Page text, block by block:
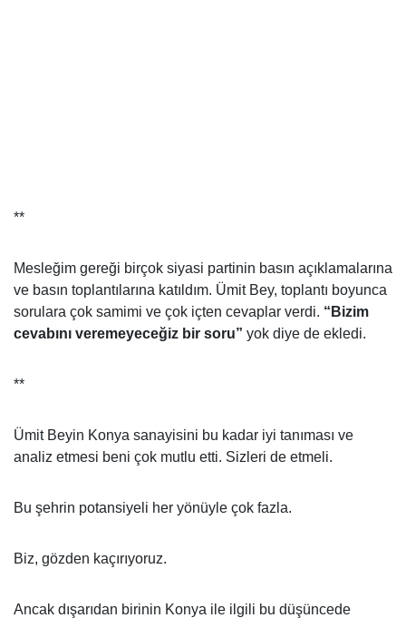
**
Mesleğim gereği birçok siyasi partinin basın açıklamalarına
ve basın toplantılarına katıldım. Ümit Bey, toplantı boyunca
sorulara çok samimi ve çok içten cevaplar verdi. “Bizim
cevabını veremeyeceğiz bir soru” yok diye de ekledi.
**
Ümit Beyin Konya sanayisini bu kadar iyi tanıması ve
analiz etmesi beni çok mutlu etti. Sizleri de etmeli.
Bu şehrin potansiyeli her yönüyle çok fazla.
Biz, gözden kaçırıyoruz.
Ancak dışarıdan birinin Konya ile ilgili bu düşüncede